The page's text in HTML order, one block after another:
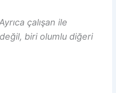
çalışan ile
değil, biri olumlu diğeri